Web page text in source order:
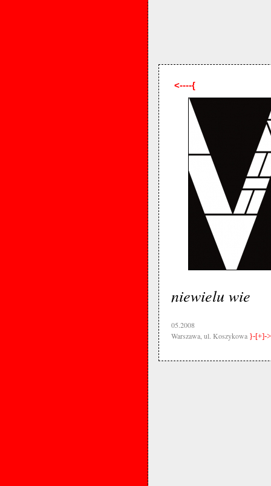
<----{
niewielu wie
05.2008
Warszawa, ul. Koszykowa }-[+]->